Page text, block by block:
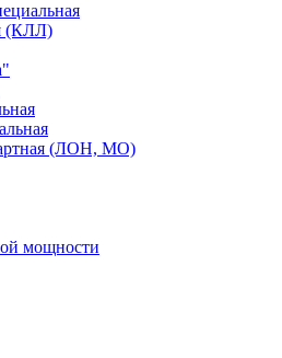
(КЛЛ)
(ЛОН, МО)
мощности